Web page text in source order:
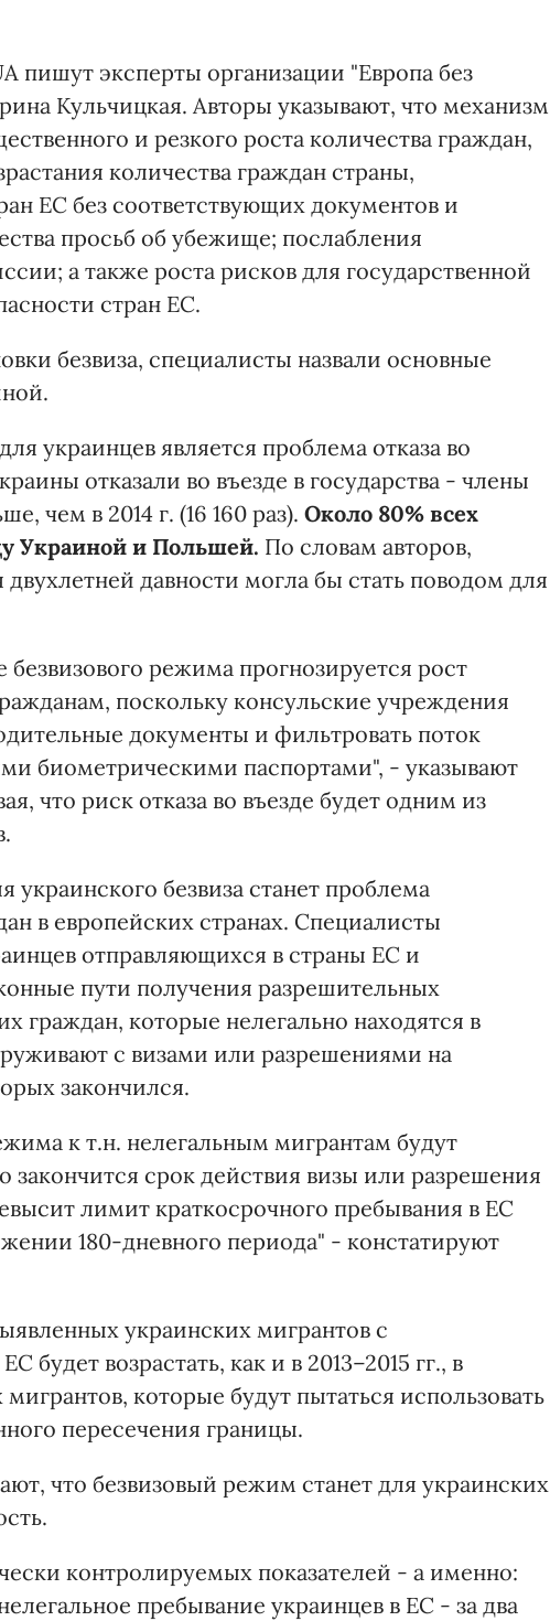
пишут эксперты организации "Европа без
Кульчицкая. Авторы указывают, что механизм
и резкого роста количества граждан,
количества граждан страны,
ЕС без соответствующих документов и
просьб об убежище; послабления
а также роста рисков для государственной
стран ЕС.
безвиза, специалисты назвали основные
украинцев является проблема отказа во
отказали во въезде в государства - члены
чем в 2014 г. (16 160 раз). Около 80% всех
Украиной и Польшей. По словам авторов,
давности могла бы стать поводом для
режима прогнозируется рост
поскольку консульские учреждения
документы и фильтровать поток
биометрическими паспортами", - указывают
что риск отказа во въезде будет одним из
безвиза станет проблема
в европейских странах. Специалисты
отправляющихся в страны ЕС и
пути получения разрешительных
граждан, которые нелегально находятся в
с визами или разрешениями на
закончился.
к т.н. нелегальным мигрантам будут
закончится срок действия визы или разрешения
лимит краткосрочного пребывания в ЕС
180-дневного периода" - констатируют
украинских мигрантов с
будет возрастать, как и в 2013–2015 гг., в
которые будут пытаться использовать
пересечения границы.
что безвизовый режим станет для украинских
контролируемых показателей - а именно:
пребывание украинцев в ЕС - за два